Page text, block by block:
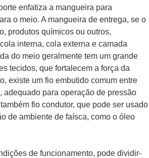
enfatiza a mangueira para
o meio. A mangueira de entrega, se o
produtos químicos ou outros,
interna, cola externa e camada
do meio geralmente tem um grande
tecidos, que fortalecem a força da
existe um fio embutido comum entre
adequado para operação de pressão
fio condutor, que pode ser usado
de ambiente de faísca, como o óleo
de funcionamento, pode dividir-